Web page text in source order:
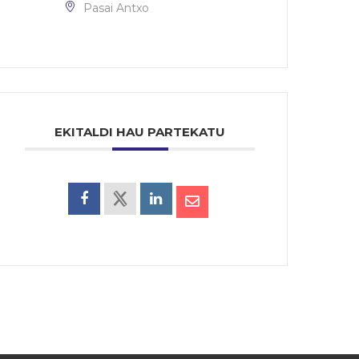
Pasai Antxo
EKITALDI HAU PARTEKATU